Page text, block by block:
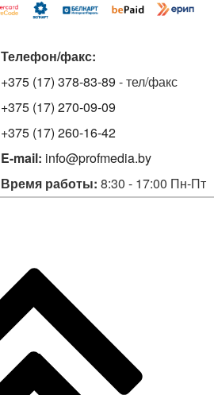
Телефон/факс:
+375 (17) 378-83-89 - тел/факс
+375 (17) 270-09-09
+375 (17) 260-16-42
E-mail: info@profmedia.by
Время работы: 8:30 - 17:00 Пн-Пт